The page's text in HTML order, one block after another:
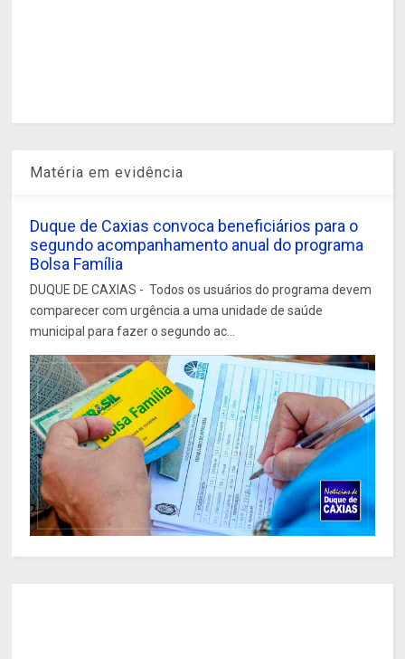
Matéria em evidência
Duque de Caxias convoca beneficiários para o
segundo acompanhamento anual do programa
Bolsa Família
DUQUE DE CAXIAS - Todos os usuários do programa devem
comparecer com urgência a uma unidade de saúde
municipal para fazer o segundo ac...